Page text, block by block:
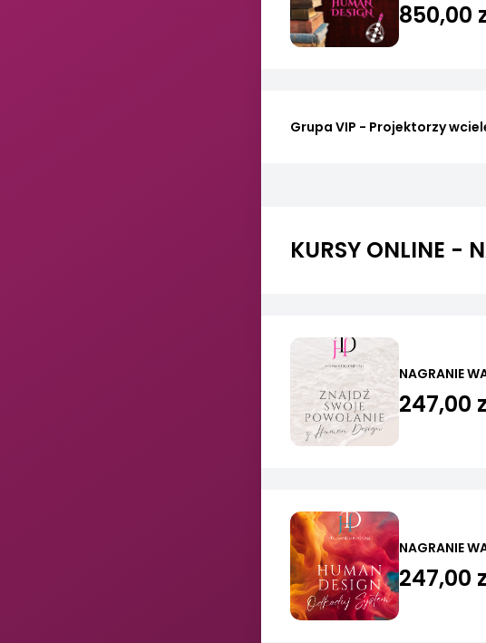
850,00
Grupa VIP - Projektorzy
KURSY ONLINE -
NAGRANIE
247,00
NAGRANIE
247,00